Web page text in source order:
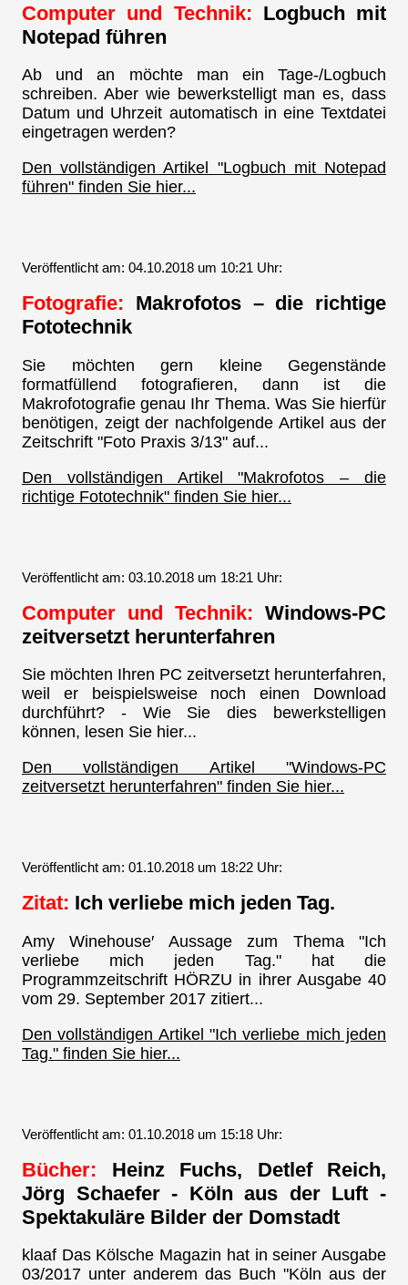
Computer und Technik: Logbuch mit
Notepad führen
Ab und an möchte man ein Tage-/Logbuch
schreiben. Aber wie bewerkstelligt man es, dass
Datum und Uhrzeit automatisch in eine Textdatei
eingetragen werden?
Den vollständigen Artikel "Logbuch mit Notepad
führen" finden Sie hier...
Veröffentlicht am: 04.10.2018 um 10:21 Uhr:
Fotografie: Makrofotos – die richtige
Fototechnik
Sie möchten gern kleine Gegenstände
formatfüllend fotografieren, dann ist die
Makrofotografie genau Ihr Thema. Was Sie hierfür
benötigen, zeigt der nachfolgende Artikel aus der
Zeitschrift "Foto Praxis 3/13" auf...
Den vollständigen Artikel "Makrofotos – die
richtige Fototechnik" finden Sie hier...
Veröffentlicht am: 03.10.2018 um 18:21 Uhr:
Computer und Technik: Windows-PC
zeitversetzt herunterfahren
Sie möchten Ihren PC zeitversetzt herunterfahren,
weil er beispielsweise noch einen Download
durchführt? - Wie Sie dies bewerkstelligen
können, lesen Sie hier...
Den vollständigen Artikel "Windows-PC
zeitversetzt herunterfahren" finden Sie hier...
Veröffentlicht am: 01.10.2018 um 18:22 Uhr:
Zitat: Ich verliebe mich jeden Tag.
Amy Winehouse′ Aussage zum Thema "Ich
verliebe mich jeden Tag." hat die
Programmzeitschrift HÖRZU in ihrer Ausgabe 40
vom 29. September 2017 zitiert...
Den vollständigen Artikel "Ich verliebe mich jeden
Tag." finden Sie hier...
Veröffentlicht am: 01.10.2018 um 15:18 Uhr:
Bücher: Heinz Fuchs, Detlef Reich,
Jörg Schaefer - Köln aus der Luft -
Spektakuläre Bilder der Domstadt
klaaf Das Kölsche Magazin hat in seiner Ausgabe
03/2017 unter anderem das Buch "Köln aus der